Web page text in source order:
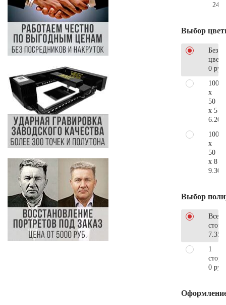
Выбор
Без
0 руб.
100
x
50
x 5
100
x
50
x 8
Выбор
Все
1
0 руб.